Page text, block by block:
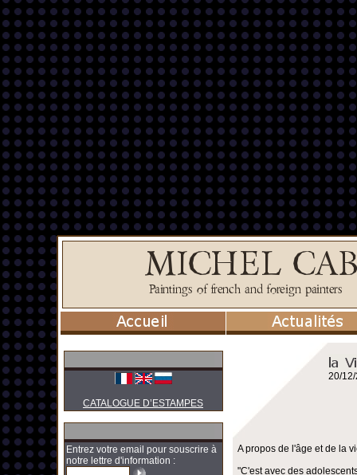
CATALOGUE D’ESTAMPES
Entrez votre email pour souscrire à
notre lettre d'information :
20/
A propos de l'âge et de la
"C'est avec des